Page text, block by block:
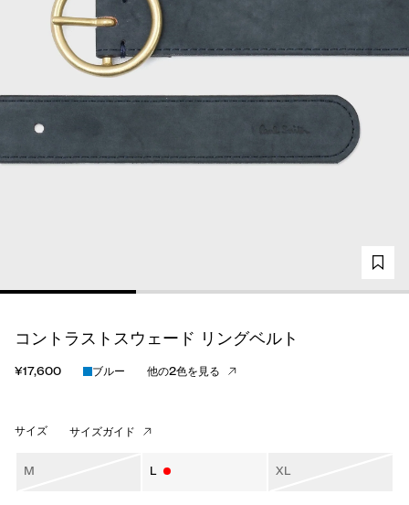
コントラストスウェード リングベルト
¥17,600 ブルー 他の2色を見る
サイズ サイズガイド
M L XL